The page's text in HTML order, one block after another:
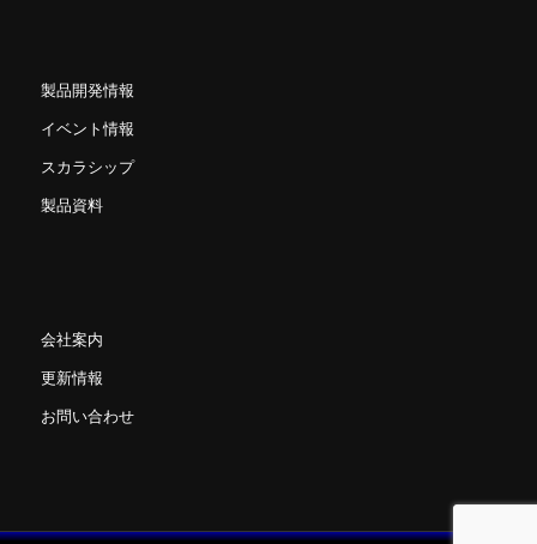
製品開発情報
イベント情報
スカラシップ
製品資料
会社案内
更新情報
お問い合わせ